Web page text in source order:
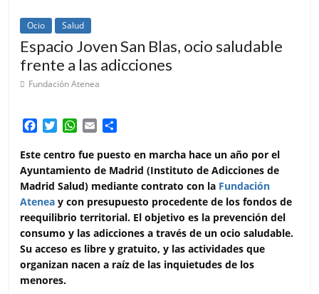
Ocio Salud
Espacio Joven San Blas, ocio saludable
frente a las adicciones
Fundación Atenea
c
e
b
o
k
i
t
t
e
r
W
a
t
s
A
p
p
a
i
l
m
p
a
r
t
i
r
Este centro fue puesto en marcha hace un año por el
Ayuntamiento de Madrid (Instituto de Adicciones de
Madrid Salud) mediante contrato con la Fundación
Atenea y con presupuesto procedente de los fondos de
reequilibrio territorial. El objetivo es la prevención del
consumo y las adicciones a través de un ocio saludable.
Su acceso es libre y gratuito, y las actividades que
organizan nacen a raíz de las inquietudes de los
menores.